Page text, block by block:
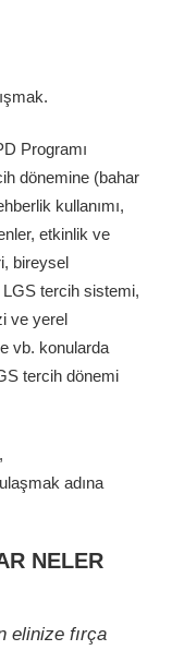
Programı
dönemine (bahar
kullanımı,
etkinlik ve
bireysel
tercih sistemi,
ve yerel
vb. konularda
tercih dönemi
adına
NELER
elinize fırça